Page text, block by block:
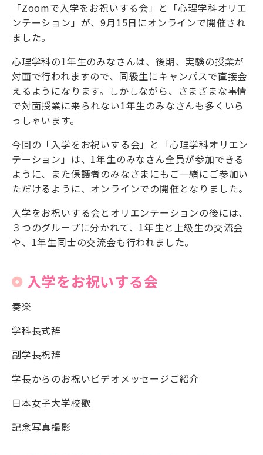
「Zoomで入学をお祝いする会」と「心理学科オリエ
ンテーション」が、9月15日にオンラインで開催され
ました。
心理学科の1年生のみなさんは、後期、実験の授業が
対面で行われますので、同級生にキャンパスで直接会
えるようになります。しかしながら、さまざまな事情
で対面授業に来られない1年生のみなさんも多くいら
っしゃいます。
今回の「入学をお祝いする会」と「心理学科オリエン
テーション」は、1年生のみなさん全員が参加できる
ように、また保護者のみなさまにもご一緒にご参加い
ただけるように、オンラインでの開催となりました。
入学をお祝いする会とオリエンテーションの後には、
３つのグループに分かれて、1年生と上級生の交流会
や、1年生同士の交流会も行われました。
入学をお祝いする会
奏楽
学科長式辞
副学長祝辞
学長からのお祝いビデオメッセージご紹介
日本女子大学校歌
記念写真撮影